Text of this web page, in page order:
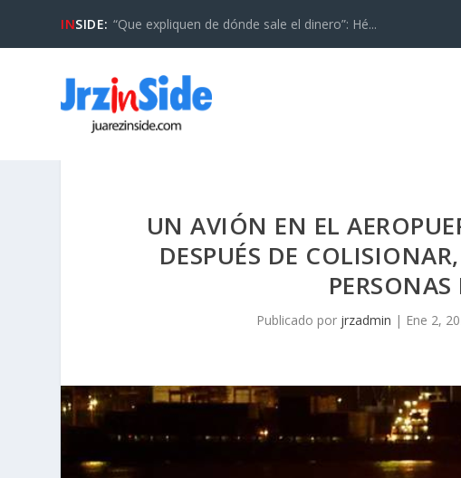
INSIDE: “Que expliquen de dónde sale el dinero”: Hé...
UN AVIÓN EN EL
DESPUÉS DE
Publicado por jrzadmin | Ene 2,